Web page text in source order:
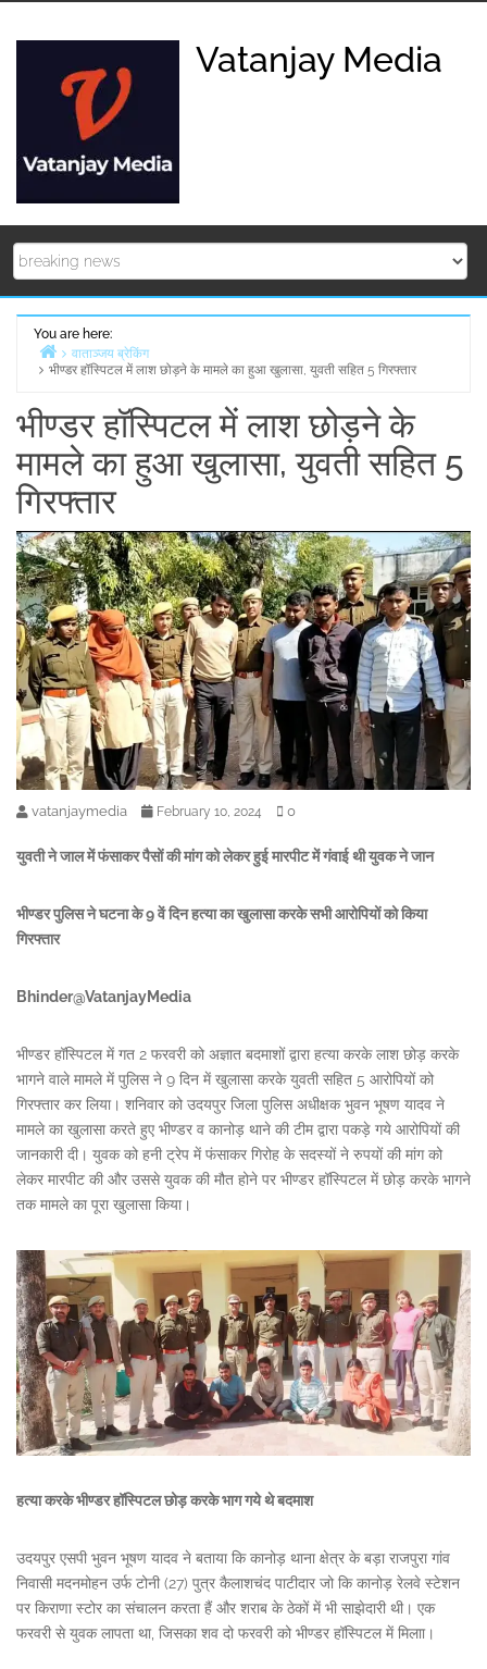
Vatanjay Media
You are here:
Home
वाताञ्जय ब्रेकिंग
भीण्डर हॉस्पिटल में लाश छोड़ने के मामले का हुआ खुलासा, युवती सहित 5 गिरफ्तार
भीण्डर हॉस्पिटल में लाश छोड़ने के
मामले का हुआ खुलासा, युवती सहित 5
गिरफ्तार
vatanjaymedia February 10, 2024 0
युवती ने जाल में फंसाकर पैसों की मांग को लेकर हुई मारपीट में गंवाई थी युवक ने जान
भीण्डर पुलिस ने घटना के 9 वें दिन हत्या का खुलासा करके सभी आरोपियों को किया
गिरफ्तार
Bhinder@VatanjayMedia
भीण्डर हॉस्पिटल में गत 2 फरवरी को अज्ञात बदमाशों द्वारा हत्या करके लाश छोड़ करके
भागने वाले मामले में पुलिस ने 9 दिन में खुलासा करके युवती सहित 5 आरोपियों को
गिरफ्तार कर लिया। शनिवार को उदयपुर जिला पुलिस अधीक्षक भुवन भूषण यादव ने
मामले का खुलासा करते हुए भीण्डर व कानोड़ थाने की टीम द्वारा पकड़े गये आरोपियों की
जानकारी दी। युवक को हनी ट्रेप में फंसाकर गिरोह के सदस्यों ने रुपयों की मांग को
लेकर मारपीट की और उससे युवक की मौत होने पर भीण्डर हॉस्पिटल में छोड़ करके भागने
तक मामले का पूरा खुलासा किया।
हत्या करके भीण्डर हॉस्पिटल छोड़ करके भाग गये थे बदमाश
उदयपुर एसपी भुवन भूषण यादव ने बताया कि कानोड़ थाना क्षेत्र के बड़ा राजपुरा गांव
निवासी मदनमोहन उर्फ टोनी (27) पुत्र कैलाशचंद पाटीदार जो कि कानोड़ रेलवे स्टेशन
पर किराणा स्टोर का संचालन करता हैं और शराब के ठेकों में भी साझेदारी थी। एक
फरवरी से युवक लापता था, जिसका शव दो फरवरी को भीण्डर हॉस्पिटल में मिलाा।